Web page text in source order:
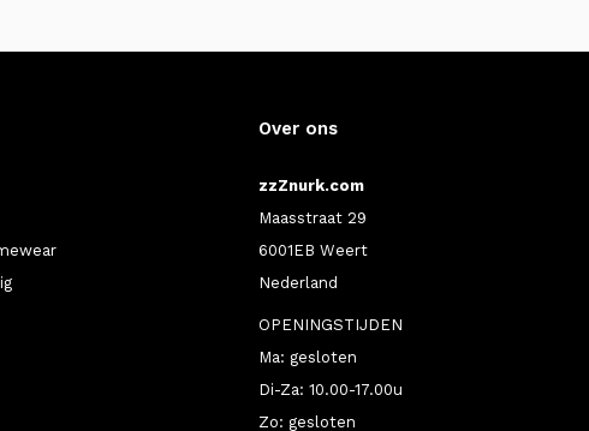
Over ons
zzZnurk.com
Maasstraat 29
6001EB Weert
Nederland
OPENINGSTIJDEN
Ma: gesloten
Di-Za: 10.00-17.00u
Zo: gesloten